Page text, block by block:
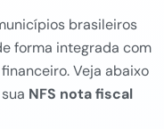
brasileiros
forma integrada com
Veja abaixo
NFS nota fiscal